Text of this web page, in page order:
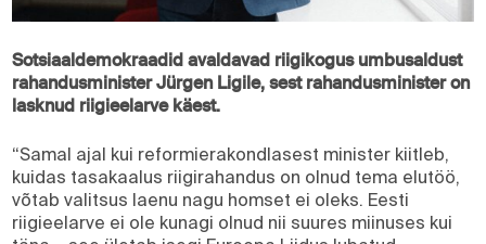
Sotsiaaldemokraadid avaldavad riigikogus umbusaldust
rahandusminister Jürgen Ligile, sest rahandusminister on
lasknud riigieelarve käest.
“Samal ajal kui reformierakondlasest minister kiitleb,
kuidas tasakaalus riigirahandus on olnud tema elutöö,
võtab valitsus laenu nagu homset ei oleks. Eesti
riigieelarve ei ole kunagi olnud nii suures miinuses kui